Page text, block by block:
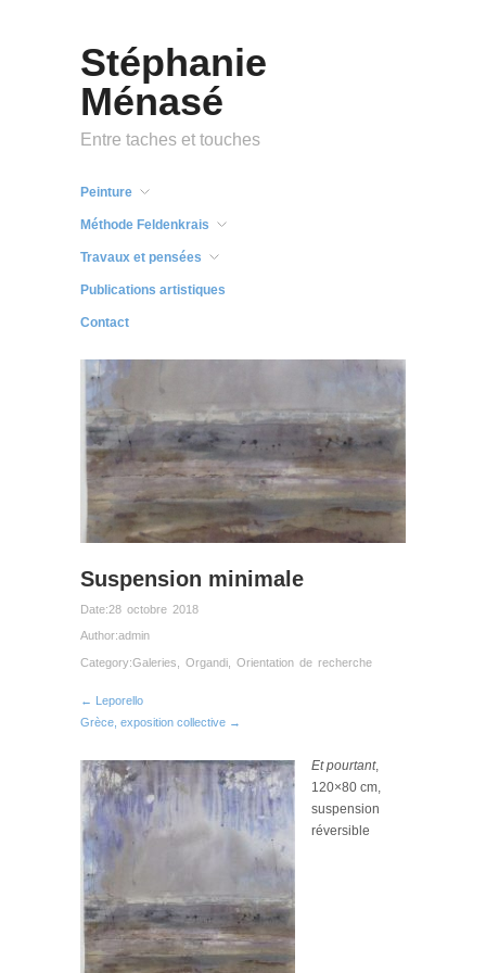
Stéphanie
Ménasé
Entre taches et touches
Peinture
Méthode Feldenkrais
Travaux et pensées
Publications artistiques
Contact
Suspension minimale
Date:28 octobre 2018
Author:admin
Category:Galeries Organdi Orientation de recherche
← Leporello
Grèce, exposition collective →
Et pourtant,
120×80 cm,
suspension
réversible